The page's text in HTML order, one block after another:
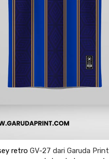
retro GV-27 dari Garuda